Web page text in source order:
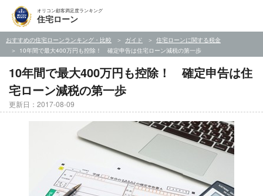
オリコン顧客満足度ランキング
住宅ローン
おすすめの住宅ローンランキング・比較 ガイド
住宅ローンに関する税金
10年間で最大400万円も控除！ 確定申告は住宅ローン減税の第一歩
10年間で最大400万円も控除！ 確定申告は住
宅ローン減税の第一歩
更新日：2017-08-09